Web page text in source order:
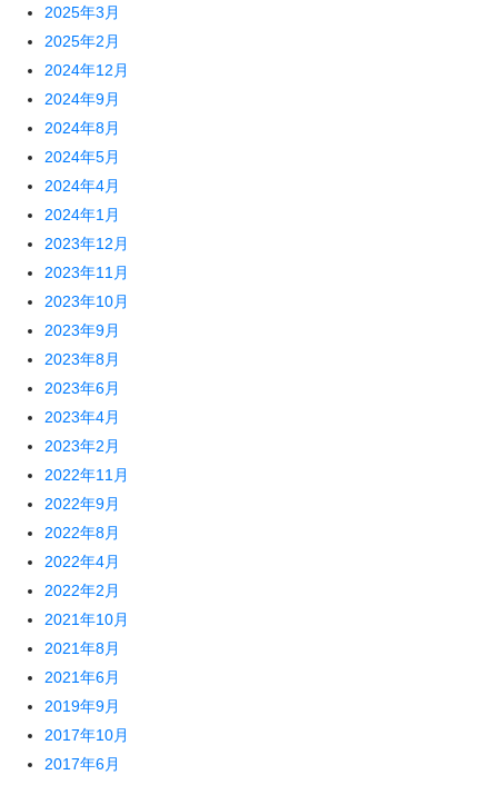
2025年3月
2025年2月
2024年12月
2024年9月
2024年8月
2024年5月
2024年4月
2024年1月
2023年12月
2023年11月
2023年10月
2023年9月
2023年8月
2023年6月
2023年4月
2023年2月
2022年11月
2022年9月
2022年8月
2022年4月
2022年2月
2021年10月
2021年8月
2021年6月
2019年9月
2017年10月
2017年6月